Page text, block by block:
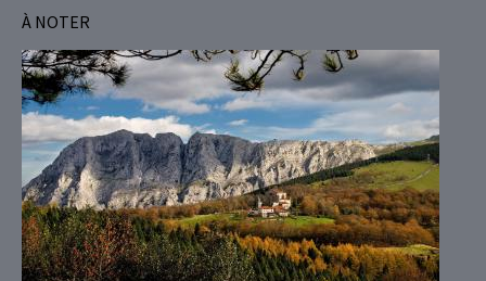
À NOTER